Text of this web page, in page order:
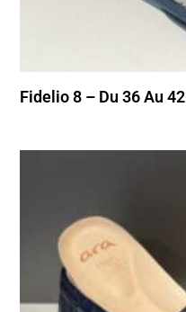
Fidelio 8 – Du 36 Au 42